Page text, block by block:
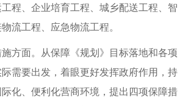
程、企业培育工程、城乡配送工程、智
流工程、应急物流工程。
面。从保障《规划》目标落地和各项
需要出发，着眼更好发挥政府作用，持
化、便利化营商环境，提出四项保障措